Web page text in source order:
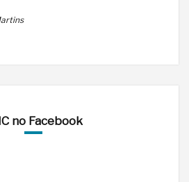
no Facebook